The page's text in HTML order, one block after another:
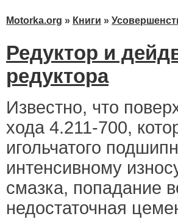
Motorka.org » Книги »
Редуктор и
редуктора
Известно, что
хода 4.211-700,
игольчатого
интенсивному
смазка, попадание
недостаточная